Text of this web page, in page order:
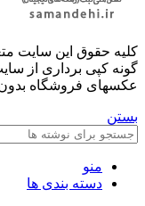
کليه حقوق اين سايت
گونه کپی برداری از
عکسهای فروشگاه بدون
بستن
منو
دسته بندی ها